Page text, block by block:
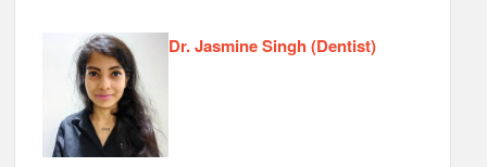
Dr. Jasmine Singh (Dentist)